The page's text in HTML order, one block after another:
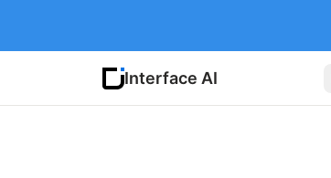
Interface AI